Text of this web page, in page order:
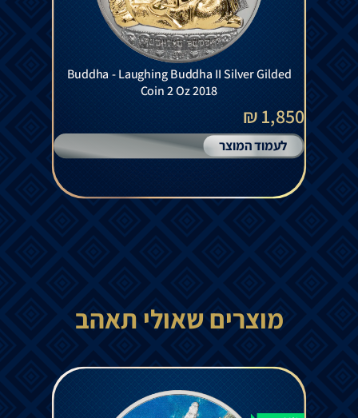
Buddha - Laughing Buddha II Silver Gilded
Coin 2 Oz 2018
1,850 ₪
לעמוד המוצר
מוצרים שאולי תאהב